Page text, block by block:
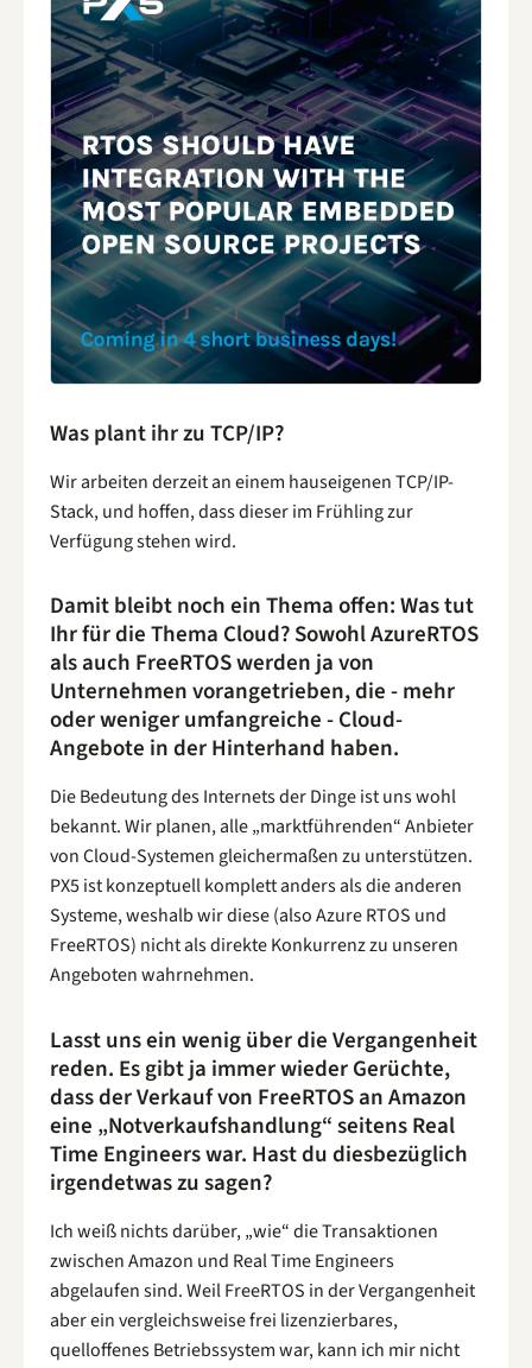
Was plant ihr zu TCP/IP?
Wir arbeiten derzeit an einem hauseigenen TCP/IP-
Stack, und hoffen, dass dieser im Frühling zur
Verfügung stehen wird.
Damit bleibt noch ein Thema offen: Was tut
Ihr für die Thema Cloud? Sowohl AzureRTOS
als auch FreeRTOS werden ja von
Unternehmen vorangetrieben, die - mehr
oder weniger umfangreiche - Cloud-
Angebote in der Hinterhand haben.
Die Bedeutung des Internets der Dinge ist uns wohl
bekannt. Wir planen, alle „marktführenden“ Anbieter
von Cloud-Systemen gleichermaßen zu unterstützen.
PX5 ist konzeptuell komplett anders als die anderen
Systeme, weshalb wir diese (also Azure RTOS und
FreeRTOS) nicht als direkte Konkurrenz zu unseren
Angeboten wahrnehmen.
Lasst uns ein wenig über die Vergangenheit
reden. Es gibt ja immer wieder Gerüchte,
dass der Verkauf von FreeRTOS an Amazon
eine „Notverkaufshandlung“ seitens Real
Time Engineers war. Hast du diesbezüglich
irgendetwas zu sagen?
Ich weiß nichts darüber, „wie“ die Transaktionen
zwischen Amazon und Real Time Engineers
abgelaufen sind. Weil FreeRTOS in der Vergangenheit
aber ein vergleichsweise frei lizenzierbares,
quelloffenes Betriebssystem war, kann ich mir nicht